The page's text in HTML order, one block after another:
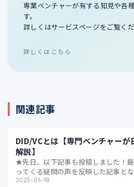
専業ベンチャーが有する知見や各
す。
詳しくはサービスページをご覧く
詳しくはこちら
関連記事
DID/VCとは【専門ベンチャーが
解説】
★先日、以下記事も投稿しました！
ってくる疑問の声を反映した記事と
もおススメです★ ビジネスマンのた
2025-01-18